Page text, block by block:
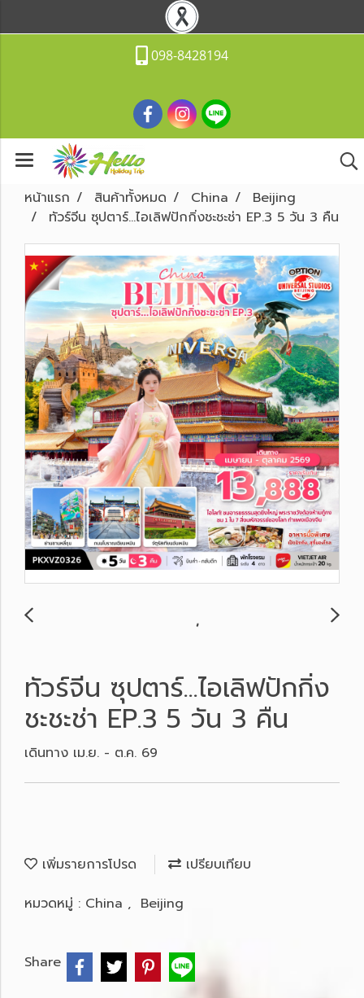
098-8428194
หน้าแรก สินค้าทั้งหมด China
Beijing
ทัวร์จีน ซุปตาร์…ไอเลิฟปักกิ่งชะชะช่า EP.3 5 วัน 3 คืน
ทัวร์จีน ซุปตาร์…ไอเลิฟปักกิ่ง
ชะชะช่า EP.3 5 วัน 3 คืน
เดินทาง เม.ย. - ต.ค. 69
เพิ่มรายการโปรด
เปรียบเทียบ
หมวดหมู่ : China , Beijing
Share